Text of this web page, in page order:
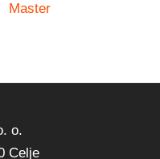
Master
o.
Celje